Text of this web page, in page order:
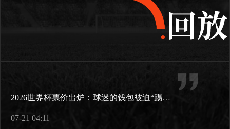
2026世界杯票价出炉：球迷的钱包被迫“踢满全场”
07-21 04:11